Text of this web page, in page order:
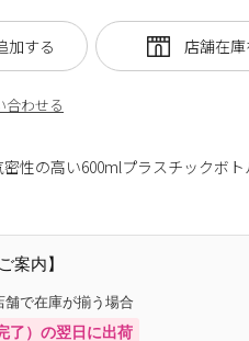
合わせる
加する
性の高い600mlプラスチックボト
案内】
で在庫が揃う場合
了）の翌日に出荷